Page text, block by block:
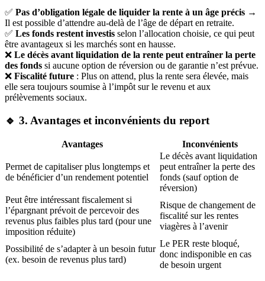
✅ Pas d’obligation légale de liquider la rente à un âge précis →
Il est possible d’attendre au-delà de l’âge de départ en retraite.
✅ Les fonds restent investis selon l’allocation choisie, ce qui peut
être avantageux si les marchés sont en hausse.
❌ Le décès avant liquidation de la rente peut entraîner la perte
des fonds si aucune option de réversion ou de garantie n’est prévue.
❌ Fiscalité future : Plus on attend, plus la rente sera élevée, mais
elle sera toujours soumise à l’impôt sur le revenu et aux
prélèvements sociaux.
🔹 3. Avantages et inconvénients du report
Avantages Inconvénients
Permet de capitaliser plus longtemps et
de bénéficier d’un rendement potentiel
Le décès avant liquidation
peut entraîner la perte des
fonds (sauf option de
réversion)
Peut être intéressant fiscalement si
l’épargnant prévoit de percevoir des
revenus plus faibles plus tard (pour une
imposition réduite)
Risque de changement de
fiscalité sur les rentes
viagères à l’avenir
Possibilité de s’adapter à un besoin futur
(ex. besoin de revenus plus tard)
Le PER reste bloqué,
donc indisponible en cas
de besoin urgent